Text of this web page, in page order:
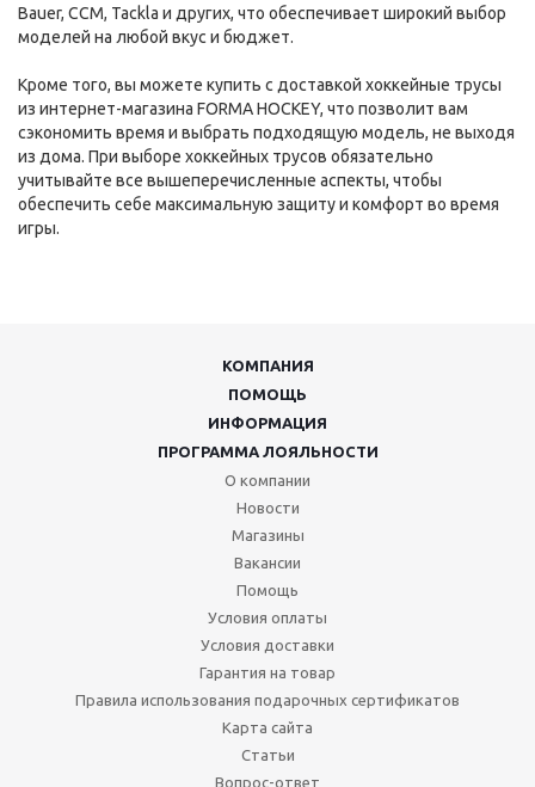
Bauer, CCM, Tackla и других, что обеспечивает широкий выбор
моделей на любой вкус и бюджет.
Кроме того, вы можете купить с доставкой хоккейные трусы
из интернет-магазина FORMA HOCKEY, что позволит вам
сэкономить время и выбрать подходящую модель, не выходя
из дома. При выборе хоккейных трусов обязательно
учитывайте все вышеперечисленные аспекты, чтобы
обеспечить себе максимальную защиту и комфорт во время
игры.
КОМПАНИЯ
ПОМОЩЬ
ИНФОРМАЦИЯ
ПРОГРАММА ЛОЯЛЬНОСТИ
О компании
Новости
Магазины
Вакансии
Помощь
Условия оплаты
Условия доставки
Гарантия на товар
Правила использования подарочных сертификатов
Карта сайта
Статьи
Вопрос-ответ